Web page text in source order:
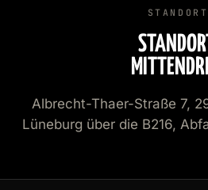
STANDORT
Albrecht-Thaer-Straße 7,
Lüneburg über die B216,